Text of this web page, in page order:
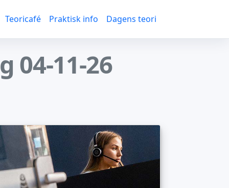
Teoricafé Praktisk info Dagens teori
04-11-26